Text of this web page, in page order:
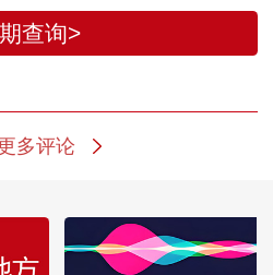
查询>
多评论